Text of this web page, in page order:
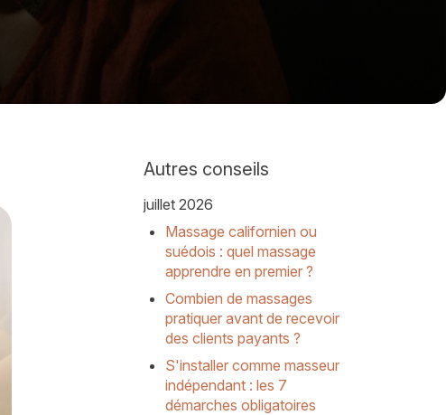
Autres conseils
juillet 2026
Massage californien ou
suédois : quel massage
apprendre en premier ?
Combien de massages
pratiquer avant de recevoir
des clients payants ?
S'installer comme masseur
indépendant : les 7
démarches obligatoires